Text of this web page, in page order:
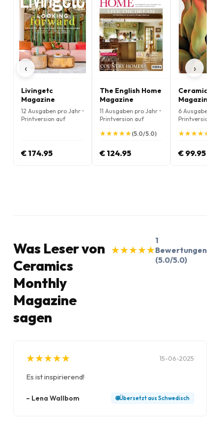
‹
Livingetc
Magazine
12 Ausgaben pro Jahr •
Printversion auf
€ 174.95
The English Home
Magazine
11 Ausgaben pro Jahr •
Printversion auf
★
★★
★★
★★
★★
★(5.0/5.0)
€ 124.95
Ceramic
Magazine
6 Ausgaben
Printversion
★
★★
★★
★★
★★
★
€ 99.95
›
Was Leser von
Ceramics
Monthly
Magazine
sagen
★
★★
★★
★★
★★
★
1
Bewertungen
(5.0/5.0)
★
★★
★★
★★
★★
★ 15-06-2025
Es ist inspirierend!
– Lena Wallbom 🌐Übersetzt aus Schwedisch